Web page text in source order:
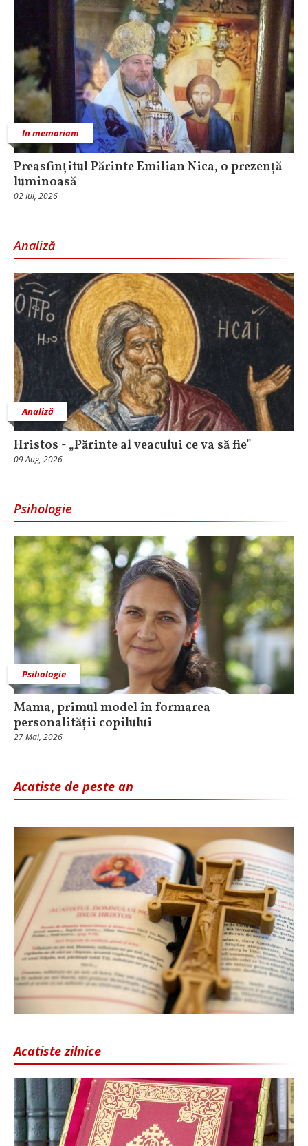
In memoriam
Preasfințitul Părinte Emilian Nica, o prezență
luminoasă
02 Iul, 2026
Analiză
Analiză
Hristos - „Părinte al veacului ce va să fie”
09 Aug, 2026
Psihologie
Psihologie
Mama, primul model în formarea
personalității copilului
27 Mai, 2026
Acatiste de peste an
Acatiste zilnice